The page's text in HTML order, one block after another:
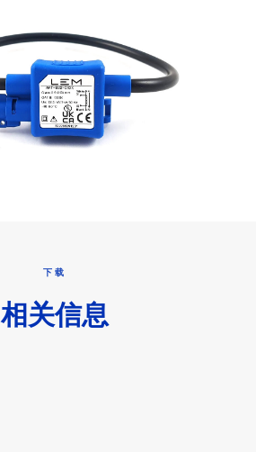
下载
相关信息